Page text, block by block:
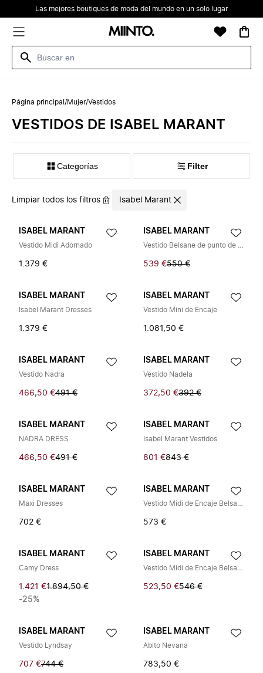
Las mejores boutiques de moda del mundo en un solo lugar
Página principal /Mujer/Vestidos
VESTIDOS DE ISABEL MARANT
Categorías Filter
Limpiar todos los filtros Isabel Marant
ISABEL MARANT
Vestido Midi Adornado
1.379 €
ISABEL MARANT
Vestido Belsane de punto de encaje
539 €550 €
ISABEL MARANT
Isabel Marant Dresses
1.379 €
ISABEL MARANT
Vestido Mini de Encaje
1.081,50 €
ISABEL MARANT
Vestido Nadra
466,50 €491 €
ISABEL MARANT
Vestido Nadela
372,50 €392 €
ISABEL MARANT
NADRA DRESS
466,50 €491 €
ISABEL MARANT
Isabel Marant Vestidos
801 €843 €
ISABEL MARANT
Maxi Dresses
702 €
ISABEL MARANT
Vestido Midi de Encaje Belsane
573 €
ISABEL MARANT
Camy Dress
1.421 €1.894,50 €
-25%
ISABEL MARANT
Vestido Midi de Encaje Belsane
523,50 €546 €
ISABEL MARANT
Vestido Lyndsay
707 €744 €
ISABEL MARANT
Abito Nevana
783,50 €